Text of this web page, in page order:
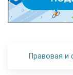
Правовая и